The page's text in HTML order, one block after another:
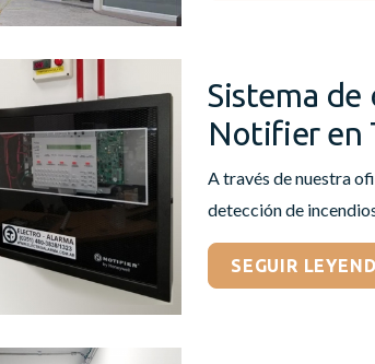
Sistema
Notifier en
A través de nuestra
detección de
SEGUIR